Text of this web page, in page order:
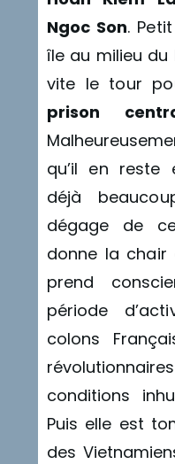
Ngoc Son.
île au milieu
vite le tour
prison
qu’il en reste
déjà
dégage de
donne la chair
prend
période
colons
conditions
Puis elle est
des